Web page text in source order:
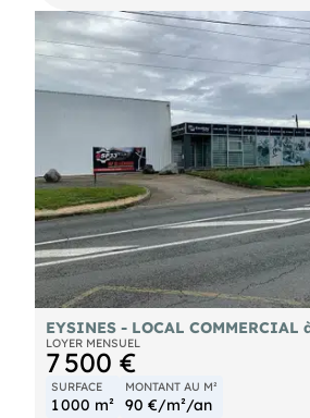
EYSINES - LOCAL COMMERCIAL
LOYER MENSUEL
7 500 €
SURFACE
1 000 m²
MONTANT AU M²
90 €/m²/an